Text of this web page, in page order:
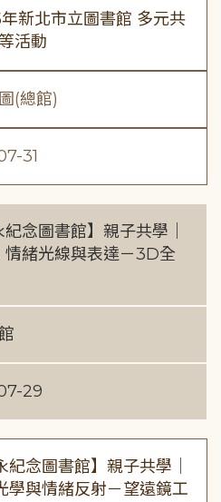
年新北市立圖書館 多元共
活動
(總館)
31
紀念圖書館】親子共學｜
情緒光線與表達－3D全
29
紀念圖書館】親子共學｜
學與情緒反射－望遠鏡工